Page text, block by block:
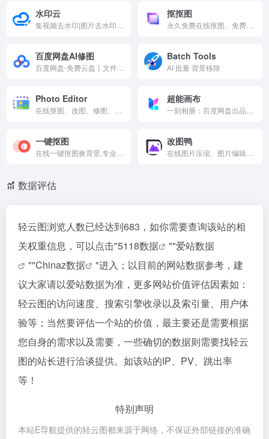
水印云 抠抠图
百度网盘AI修图 Batch Tools
AI 批量 背景移除
Photo Editor 超能画布
一键抠图 改图鸭
数据评估
轻云图浏览人数已经达到683，如你需要查询该站的相
关权重信息，可以点击"5118数据 ""爱站数据
""Chinaz数据
"进入；以目前的网站数据参考，建
议大家请以爱站数据为准，更多网站价值评估因素如：
轻云图的访问速度、搜索引擎收录以及索引量、用户体
验等；当然要评估一个站的价值，最主要还是需要根据
您自身的需求以及需要，一些确切的数据则需要找轻云
图的站长进行洽谈提供。如该站的IP、PV、跳出率
等！
特别声明
本站E导航提供的轻云图都来源于网络，不保证外部链接的准确